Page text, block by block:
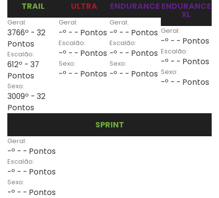
TRAIL
Geral:
3766º - 32
Pontos
Escalão:
612º - 37
Pontos
Sexo:
3009º - 32
Pontos
ULTRA
Geral:
-º - - Pontos
Escalão:
-º - - Pontos
Sexo:
-º - - Pontos
ENDURANCE
Geral:
-º - - Pontos
Escalão:
-º - - Pontos
Sexo:
-º - - Pontos
ENDURANCE
XL
Geral:
-º - - Pontos
Escalão:
-º - - Pontos
Sexo:
-º - - Pontos
SPRINT
Geral:
-º - - Pontos
Escalão:
-º - - Pontos
Sexo:
-º - - Pontos